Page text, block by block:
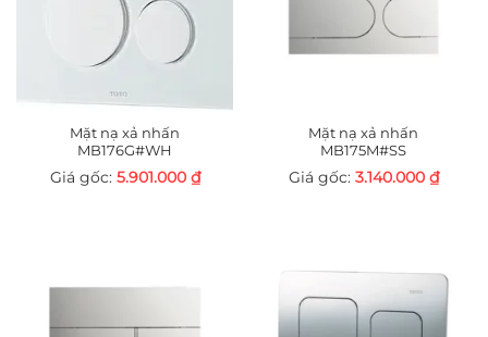
Mặt nạ xả nhấn
MB176G#WH
5.901.000 ₫
Mặt nạ xả nhấn
MB175M#SS
3.140.000 ₫